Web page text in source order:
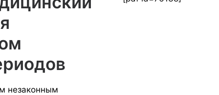
незаконным